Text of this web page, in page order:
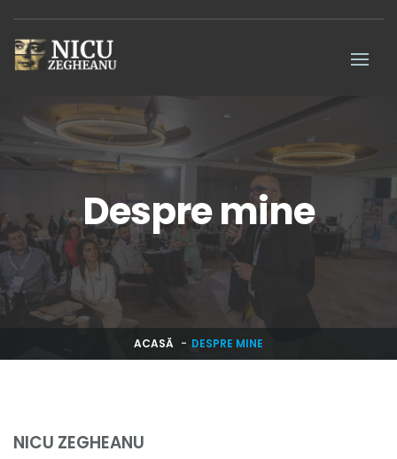
Despre mine
ACASĂ DESPRE MINE
NICU ZEGHEANU